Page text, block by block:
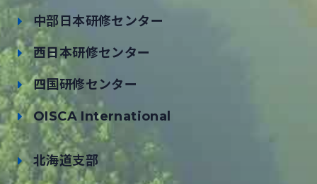
中部日本研修センター
西日本研修センター
四国研修センター
OISCA International
北海道支部